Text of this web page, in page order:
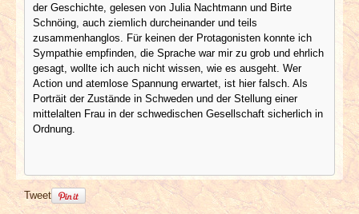
der Geschichte, gelesen von Julia Nachtmann und Birte
Schnöing, auch ziemlich durcheinander und teils
zusammenhanglos. Für keinen der Protagonisten konnte ich
Sympathie empfinden, die Sprache war mir zu grob und ehrlich
gesagt, wollte ich auch nicht wissen, wie es ausgeht. Wer
Action und atemlose Spannung erwartet, ist hier falsch. Als
Porträit der Zustände in Schweden und der Stellung einer
mittelalten Frau in der schwedischen Gesellschaft sicherlich in
Ordnung.
Tweet